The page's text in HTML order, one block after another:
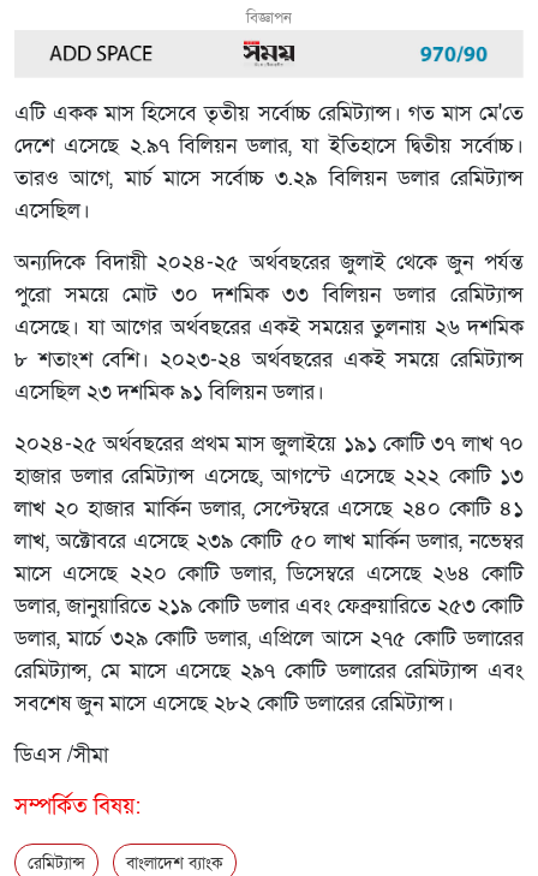
বিজ্ঞাপন
এটি একক মাস হিসেবে তৃতীয় সর্বোচ্চ রেমিট্যান্স। গত মাস মে'তে
দেশে এসেছে ২.৯৭ বিলিয়ন ডলার, যা ইতিহাসে দ্বিতীয় সর্বোচ্চ।
তারও আগে, মার্চ মাসে সর্বোচ্চ ৩.২৯ বিলিয়ন ডলার রেমিট্যান্স
এসেছিল।
অন্যদিকে বিদায়ী ২০২৪-২৫ অর্থবছরের জুলাই থেকে জুন পর্যন্ত
পুরো সময়ে মোট ৩০ দশমিক ৩৩ বিলিয়ন ডলার রেমিট্যান্স
এসেছে। যা আগের অর্থবছরের একই সময়ের তুলনায় ২৬ দশমিক
৮ শতাংশ বেশি। ২০২৩-২৪ অর্থবছরের একই সময়ে রেমিট্যান্স
এসেছিল ২৩ দশমিক ৯১ বিলিয়ন ডলার।
২০২৪-২৫ অর্থবছরের প্রথম মাস জুলাইয়ে ১৯১ কোটি ৩৭ লাখ ৭০
হাজার ডলার রেমিট্যান্স এসেছে, আগস্টে এসেছে ২২২ কোটি ১৩
লাখ ২০ হাজার মার্কিন ডলার, সেপ্টেম্বরে এসেছে ২৪০ কোটি ৪১
লাখ, অক্টোবরে এসেছে ২৩৯ কোটি ৫০ লাখ মার্কিন ডলার, নভেম্বর
মাসে এসেছে ২২০ কোটি ডলার, ডিসেম্বরে এসেছে ২৬৪ কোটি
ডলার, জানুয়া‌রি‌তে ২১৯ কোটি ডলার এবং ফেব্রুয়ারিতে ২৫৩ কোটি
ডলার, মার্চে ৩২৯ কোটি ডলার, এপ্রিলে আসে ২৭৫ কোটি ডলারের
রেমিট্যান্স, মে মাসে এসেছে ২৯৭ কোটি ডলারের রেমিট্যান্স এবং
সবশেষ জুন মাসে এসেছে ২৮২ কোটি ডলারের রেমিট্যান্স।
ডিএস /সীমা
সম্পর্কিত বিষয়:
রেমিট্যান্স বাংলাদেশ ব্যাংক